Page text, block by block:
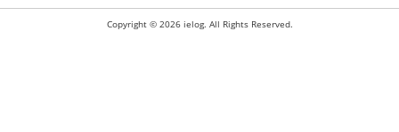
Copyright © 2026 ielog. All Rights Reserved.